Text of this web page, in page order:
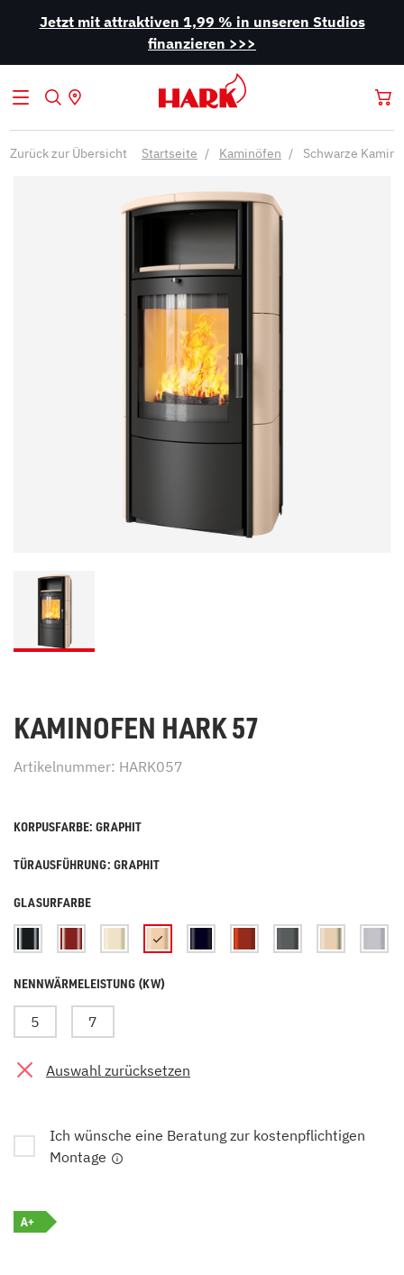
Jetzt mit attraktiven 1,99 % in unseren Studios
finanzieren >>>
Zurück zur Übersicht Startseite Kaminöfen Schwarze
KAMINOFEN HARK 57
Artikelnummer: HARK057
KORPUSFARBE: GRAPHIT
TÜRAUSFÜHRUNG: GRAPHIT
GLASURFARBE
NENNWÄRMELEISTUNG (KW)
5 7
Auswahl zurücksetzen
Ich wünsche eine Beratung zur kostenpflichtigen
Montage
A+